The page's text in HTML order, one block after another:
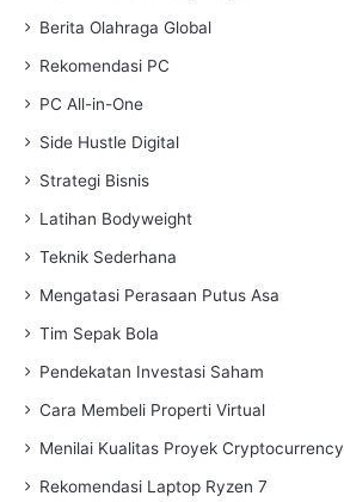
Berita Olahraga Global
Rekomendasi PC
PC All-in-One
Side Hustle Digital
Strategi Bisnis
Latihan Bodyweight
Teknik Sederhana
Mengatasi Perasaan Putus Asa
Tim Sepak Bola
Pendekatan Investasi Saham
Cara Membeli Properti Virtual
Menilai Kualitas Proyek Cryptocurrency
Rekomendasi Laptop Ryzen 7